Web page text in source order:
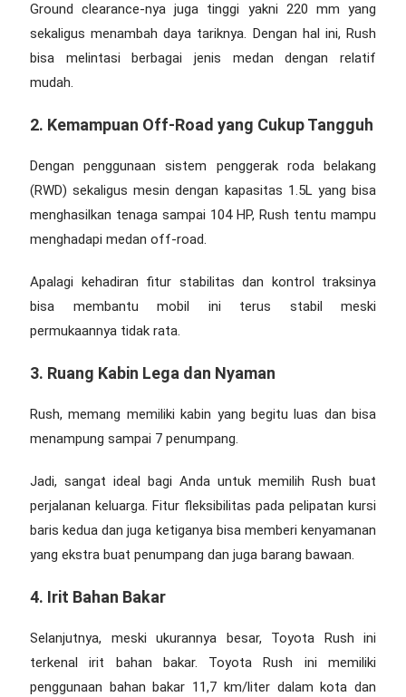
Ground clearance-nya juga tinggi yakni 220 mm yang
sekaligus menambah daya tariknya. Dengan hal ini, Rush
bisa melintasi berbagai jenis medan dengan relatif
mudah.
2. Kemampuan Off-Road yang Cukup Tangguh
Dengan penggunaan sistem penggerak roda belakang
(RWD) sekaligus mesin dengan kapasitas 1.5L yang bisa
menghasilkan tenaga sampai 104 HP, Rush tentu mampu
menghadapi medan off-road.
Apalagi kehadiran fitur stabilitas dan kontrol traksinya
bisa membantu mobil ini terus stabil meski
permukaannya tidak rata.
3. Ruang Kabin Lega dan Nyaman
Rush, memang memiliki kabin yang begitu luas dan bisa
menampung sampai 7 penumpang.
Jadi, sangat ideal bagi Anda untuk memilih Rush buat
perjalanan keluarga. Fitur fleksibilitas pada pelipatan kursi
baris kedua dan juga ketiganya bisa memberi kenyamanan
yang ekstra buat penumpang dan juga barang bawaan.
4. Irit Bahan Bakar
Selanjutnya, meski ukurannya besar, Toyota Rush ini
terkenal irit bahan bakar. Toyota Rush ini memiliki
penggunaan bahan bakar 11,7 km/liter dalam kota dan